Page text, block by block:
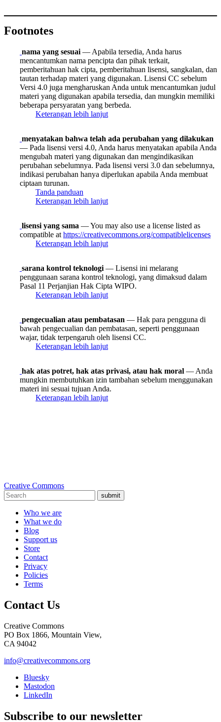
Footnotes
nama yang sesuai — Apabila tersedia, Anda harus
mencantumkan nama pencipta dan pihak terkait,
pemberitahuan hak cipta, pemberitahuan lisensi, sangkalan, dan
tautan terhadap materi yang digunakan. Lisensi CC sebelum
Versi 4.0 juga mengharuskan Anda untuk mencantumkan judul
materi yang digunakan apabila tersedia, dan mungkin memiliki
beberapa persyaratan yang berbeda.
Keterangan lebih lanjut
menyatakan bahwa telah ada perubahan yang dilakukan
— Pada lisensi versi 4.0, Anda harus menyatakan apabila Anda
mengubah materi yang digunakan dan mengindikasikan
perubahan sebelumnya. Pada lisensi versi 3.0 dan sebelumnya,
indikasi perubahan hanya diperlukan apabila Anda membuat
ciptaan turunan.
Tanda panduan
Keterangan lebih lanjut
lisensi yang sama — You may also use a license listed as
compatible at https://creativecommons.org/compatiblelicenses
Keterangan lebih lanjut
sarana kontrol teknologi — Lisensi ini melarang
penggunaan sarana kontrol teknologi, yang dimaksud dalam
Pasal 11 Perjanjian Hak Cipta WIPO.
Keterangan lebih lanjut
pengecualian atau pembatasan — Hak para pengguna di
bawah pengecualian dan pembatasan, seperti penggunaan
wajar, tidak terpengaruh oleh lisensi CC.
Keterangan lebih lanjut
hak atas potret, hak atas privasi, atau hak moral — Anda
mungkin membutuhkan izin tambahan sebelum menggunakan
materi ini sesuai tujuan Anda.
Keterangan lebih lanjut
Creative Commons
submit
Who we are
What we do
Blog
Support us
Store
Contact
Privacy
Policies
Terms
Contact Us
Creative Commons
PO Box 1866, Mountain View,
CA 94042
info@creativecommons.org
Bluesky
Mastodon
LinkedIn
Subscribe to our newsletter